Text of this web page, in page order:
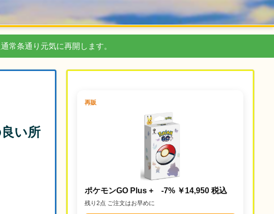
常条通り元気に再開します。
い所
再販
ポケモンGO Plus + -7% ￥14,950 税込
残り2点 ご注文はお早めに